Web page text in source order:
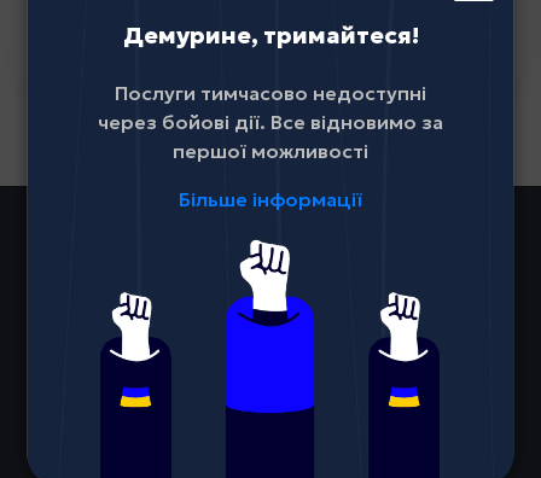
Детальніше
Назад
Демурине, тримайтеся!
Послуги тимчасово недоступні
через бойові дії. Все відновимо за
першої можливості
Більше інформації
Послуги
Інтернет